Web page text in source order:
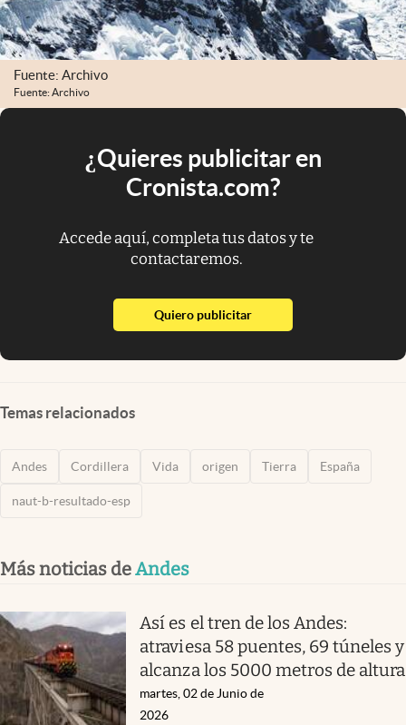
Fuente: Archivo
Fuente: Archivo
¿Quieres publicitar en
Cronista.com?
Accede aquí, completa tus datos y te
contactaremos.
Quiero publicitarabre en nueva pestaña
Temas relacionados
Andes Cordillera Vida origen Tierra España
naut-b-resultado-esp
Más noticias deAndes
Así es el tren de los Andes:
atraviesa 58 puentes, 69 túneles y
alcanza los 5000 metros de altura
martes, 02 de Junio de
2026